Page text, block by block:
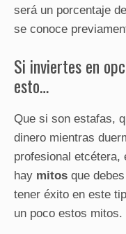
será un porcentaje
se conoce
Si inviertes en
esto…
Que si son estafas,
dinero mientras
profesional etcétera,
hay mitos que
tener éxito en este
un poco estos mitos.